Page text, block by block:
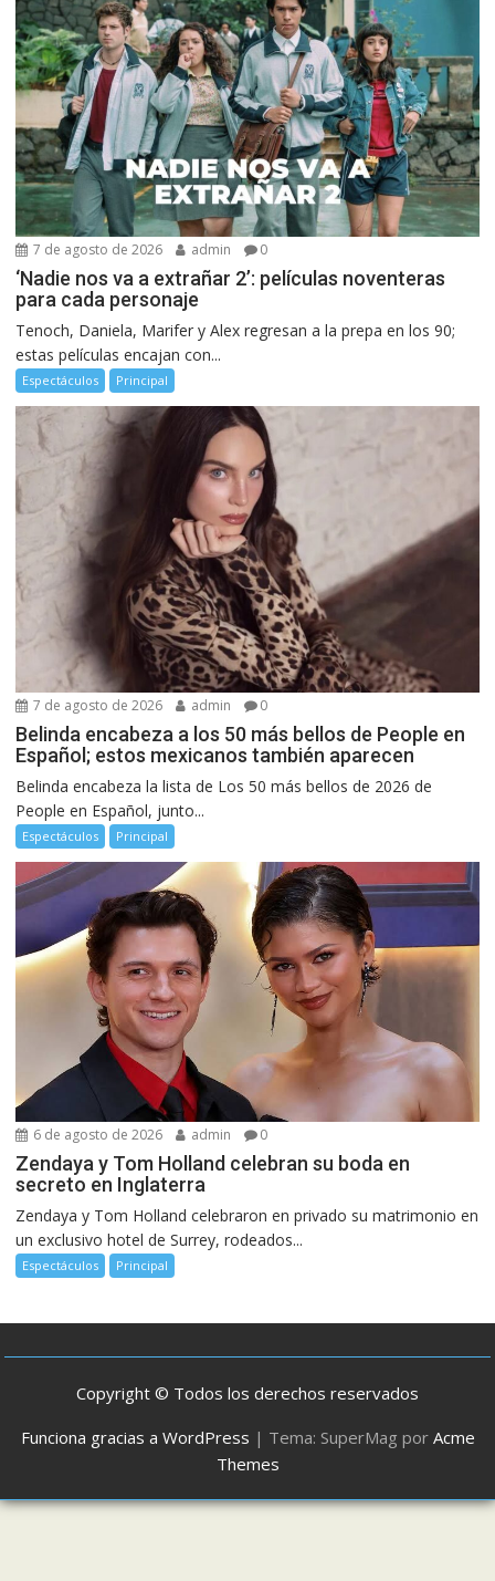
7 de agosto de 2026 admin 0
‘Nadie nos va a extrañar 2’: películas noventeras
para cada personaje
Tenoch, Daniela, Marifer y Alex regresan a la prepa en los 90;
estas películas encajan con...
Espectáculos Principal
7 de agosto de 2026 admin 0
Belinda encabeza a los 50 más bellos de People en
Español; estos mexicanos también aparecen
Belinda encabeza la lista de Los 50 más bellos de 2026 de
People en Español, junto...
Espectáculos Principal
6 de agosto de 2026 admin 0
Zendaya y Tom Holland celebran su boda en
secreto en Inglaterra
Zendaya y Tom Holland celebraron en privado su matrimonio en
un exclusivo hotel de Surrey, rodeados...
Espectáculos Principal
Copyright © Todos los derechos reservados
Funciona gracias a WordPress | Tema: SuperMag por Acme
Themes